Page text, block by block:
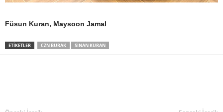
Füsun Kuran, Maysoon Jamal
ETIKETLER CZN BURAK SINAN KURAN